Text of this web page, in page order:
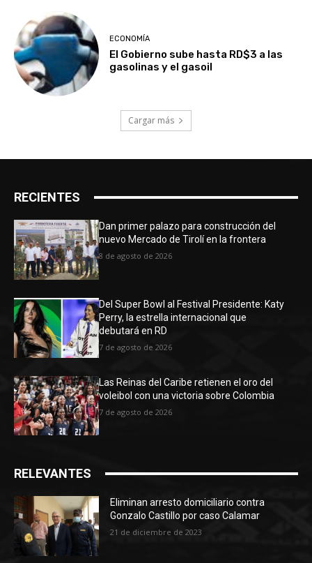
ECONOMÍA
El Gobierno sube hasta RD$3 a las
gasolinas y el gasoil
Cargar más
RECIENTES
Dan primer palazo para construcción del
nuevo Mercado de Tirolí en la frontera
8 de agosto de 2026
Del Super Bowl al Festival Presidente: Katy
Perry, la estrella internacional que
debutará en RD
7 de agosto de 2026
Las Reinas del Caribe retienen el oro del
voleibol con una victoria sobre Colombia
7 de agosto de 2026
RELEVANTES
Eliminan arresto domiciliario contra
Gonzalo Castillo por caso Calamar
21 de diciembre de 2023